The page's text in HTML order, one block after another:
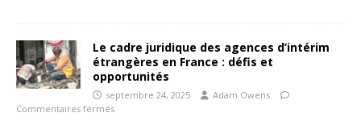
Le cadre juridique des agences d’intérim
étrangères en France : défis et
opportunités
septembre 24, 2025
Adam Owens
Commentaires fermés